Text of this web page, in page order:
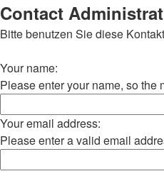
Contact
Bitte benutzen Sie diese
Your name:
Please enter your name, so the
Your email address:
Please enter a valid email